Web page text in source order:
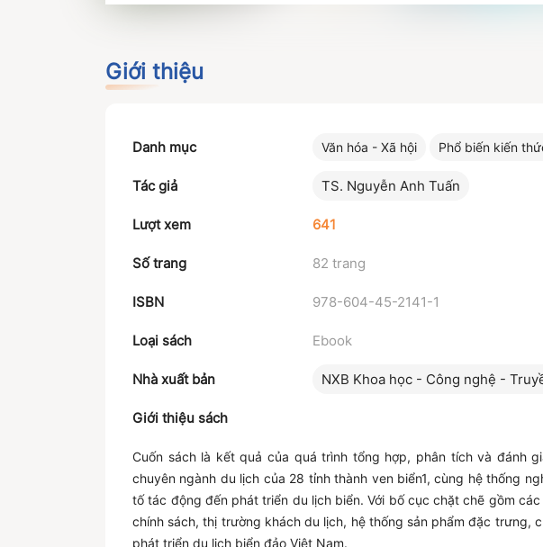
Giới thiệu
Danh mục Văn hóa - Xã hội Phổ biến kiến
Tác giả TS. Nguyễn Anh Tuấn
Lượt xem 641
Số trang 82 trang
ISBN 978-604-45-2141-1
Loại sách Ebook
Nhà xuất bản NXB Khoa học - Công nghệ -
Giới thiệu sách
Cuốn sách là kết quả của quá trình tổng hợp, phân tích và đánh
chuyên ngành du lịch của 28 tỉnh thành ven biển1, cùng hệ thống
tố tác động đến phát triển du lịch biển. Với bố cục chặt chẽ gồm
chính sách, thị trường khách du lịch, hệ thống sản phẩm đặc trưng,
phát triển du lịch biển đảo Việt Nam.